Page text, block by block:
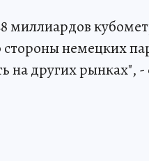
миллиардов
немецких
других рынках", -